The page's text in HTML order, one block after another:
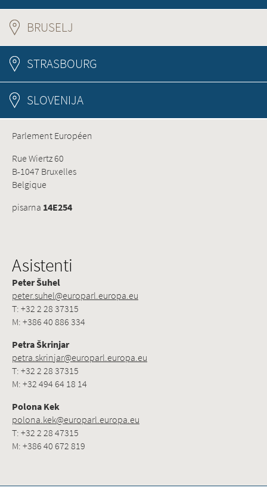
BRUSELJ
STRASBOURG
SLOVENIJA
Parlement Européen
Rue Wiertz 60
B-1047 Bruxelles
Belgique
pisarna 14E254
Asistenti
Peter Šuhel
peter.suhel@europarl.europa.eu
T: +32 2 28 37315
M: +386 40 886 334
Petra Škrinjar
petra.skrinjar@europarl.europa.eu
T: +32 2 28 37315
M: +32 494 64 18 14
Polona Kek
polona.kek@europarl.europa.eu
T: +32 2 28 47315
M: +386 40 672 819